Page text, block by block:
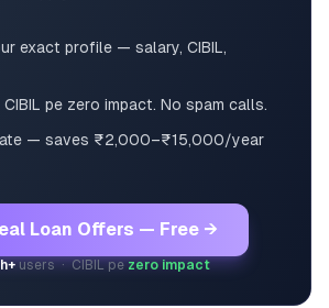
exact profile — salary, CIBIL,
pe zero impact. No spam calls.
— saves ₹2,000–₹15,000/year
Loan Offers — Free →
users · CIBIL pezero impact